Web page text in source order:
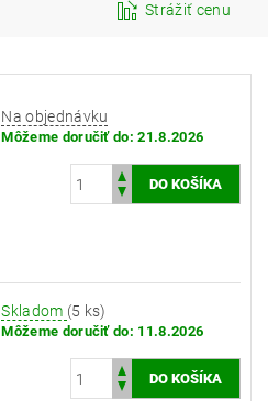
Strážiť cenu
Na objednávku
Môžeme doručiť do: 21.8.2026
Skladom (5 ks)
Môžeme doručiť do: 11.8.2026